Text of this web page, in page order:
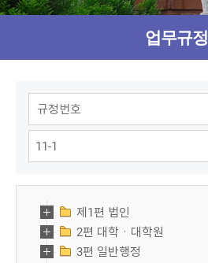
업무규정
제1편 법인
2편 대학ㆍ대학원
3편 일반행정